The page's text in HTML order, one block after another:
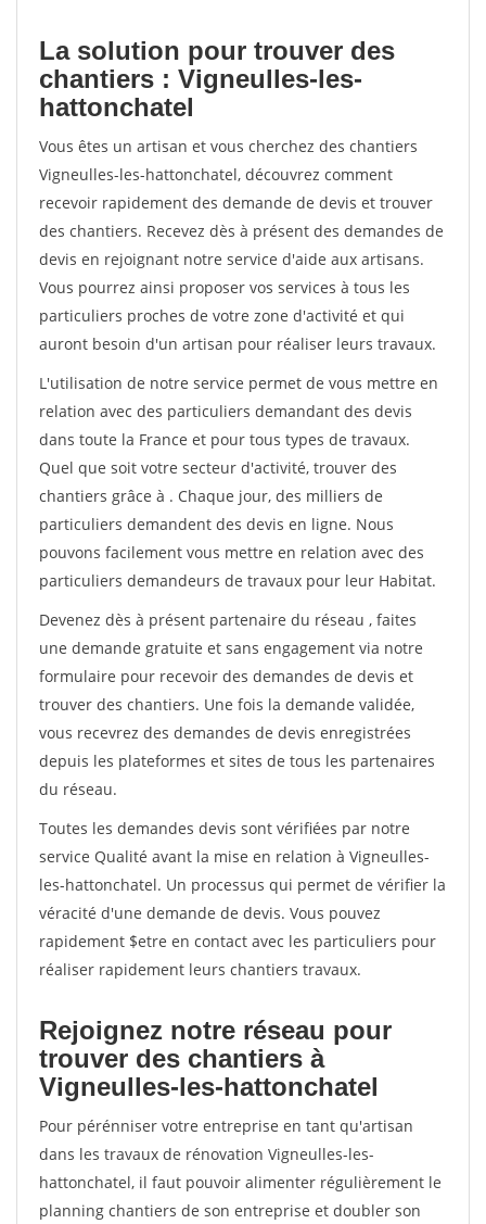
La solution pour trouver des
chantiers : Vigneulles-les-
hattonchatel
Vous êtes un artisan et vous cherchez des chantiers
Vigneulles-les-hattonchatel, découvrez comment
recevoir rapidement des demande de devis et trouver
des chantiers. Recevez dès à présent des demandes de
devis en rejoignant notre service d'aide aux artisans.
Vous pourrez ainsi proposer vos services à tous les
particuliers proches de votre zone d'activité et qui
auront besoin d'un artisan pour réaliser leurs travaux.
L'utilisation de notre service permet de vous mettre en
relation avec des particuliers demandant des devis
dans toute la France et pour tous types de travaux.
Quel que soit votre secteur d'activité, trouver des
chantiers grâce à . Chaque jour, des milliers de
particuliers demandent des devis en ligne. Nous
pouvons facilement vous mettre en relation avec des
particuliers demandeurs de travaux pour leur Habitat.
Devenez dès à présent partenaire du réseau , faites
une demande gratuite et sans engagement via notre
formulaire pour recevoir des demandes de devis et
trouver des chantiers. Une fois la demande validée,
vous recevrez des demandes de devis enregistrées
depuis les plateformes et sites de tous les partenaires
du réseau.
Toutes les demandes devis sont vérifiées par notre
service Qualité avant la mise en relation à Vigneulles-
les-hattonchatel. Un processus qui permet de vérifier la
véracité d'une demande de devis. Vous pouvez
rapidement $etre en contact avec les particuliers pour
réaliser rapidement leurs chantiers travaux.
Rejoignez notre réseau pour
trouver des chantiers à
Vigneulles-les-hattonchatel
Pour pérénniser votre entreprise en tant qu'artisan
dans les travaux de rénovation Vigneulles-les-
hattonchatel, il faut pouvoir alimenter régulièrement le
planning chantiers de son entreprise et doubler son